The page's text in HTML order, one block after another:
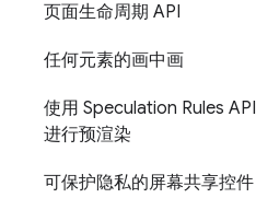
页面生命周期 API
任何元素的画中画
使用 Speculation Rules API
进行预渲染
可保护隐私的屏幕共享控件